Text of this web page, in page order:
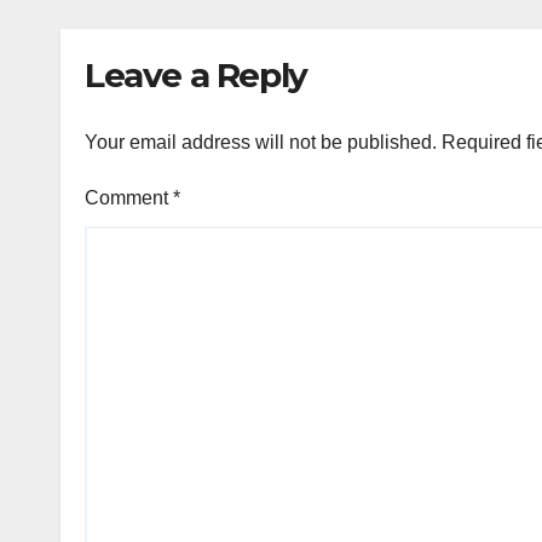
a
Leave a Reply
Your email address will not be published. Required
Comment*